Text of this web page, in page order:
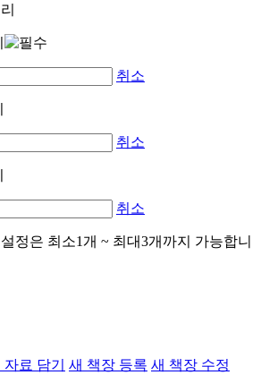
취소
취소
취소
정은 최소1개 ~ 최대3개까지 가능합니
료 담기 새 책장 등록 새 책장 수정